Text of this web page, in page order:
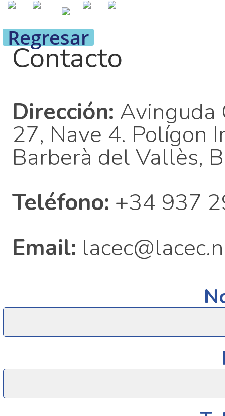
Regresar
Contacto
Dirección: Avinguda
27, Nave 4. Polígon
Barberà del Vallès,
Teléfono: +34 937
Email: